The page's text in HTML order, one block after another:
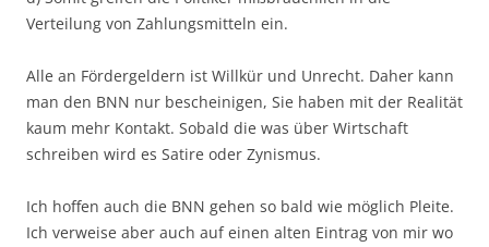
Verteilung von Zahlungsmitteln ein.
Alle an Fördergeldern ist Willkür und Unrecht. Daher kann
man den BNN nur bescheinigen, Sie haben mit der Realität
kaum mehr Kontakt. Sobald die was über Wirtschaft
schreiben wird es Satire oder Zynismus.
Ich hoffen auch die BNN gehen so bald wie möglich Pleite.
Ich verweise aber auch auf einen alten Eintrag von mir wo